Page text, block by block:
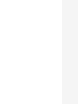
麂皮运动鞋